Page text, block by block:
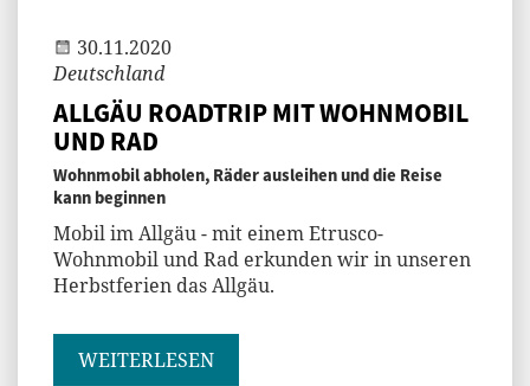
30.11.2020
Deutschland
ALLGÄU ROADTRIP MIT WOHNMOBIL
UND RAD
Wohnmobil abholen, Räder ausleihen und die Reise
kann beginnen
Mobil im Allgäu - mit einem Etrusco-
Wohnmobil und Rad erkunden wir in unseren
Herbstferien das Allgäu.
WEITERLESEN